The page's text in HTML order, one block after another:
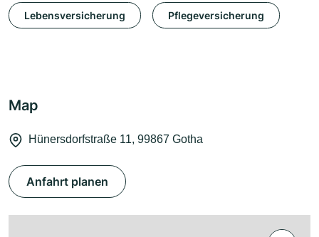
Lebensversicherung Pflegeversicherung
Map
Hünersdorfstraße 11, 99867 Gotha
Anfahrt planen